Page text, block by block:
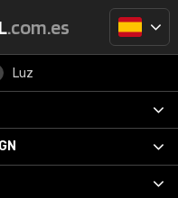
.com.es
Luz